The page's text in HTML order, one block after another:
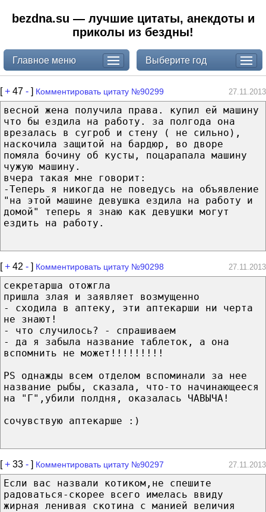
bezdna.su — лучшие цитаты, анекдоты и
приколы из бездны!
Главное меню Выберите год
[+ 47 - ] Комментировать цитату №90299 27.11.2013
весной жена получила права. купил ей машину
что бы ездила на работу. за полгода она
врезалась в сугроб и стену ( не сильно),
наскочила защитой на бардюр, во дворе
помяла бочину об кусты, поцарапала машину
чужую машину.
вчера такая мне говорит:
-Теперь я никогда не поведусь на объявление
"на этой машине девушка ездила на работу и
домой" теперь я знаю как девушки могут
ездить на работу.
[+ 42 - ] Комментировать цитату №90298 27.11.2013
секретарша отожгла
пришла злая и заявляет возмущенно
- сходила в аптеку, эти аптекарши ни черта
не знают!
- что случилось? - спрашиваем
- да я забыла название таблеток, а она
вспомнить не может!!!!!!!!!
PS однажды всем отделом вспоминали за нее
название рыбы, сказала, что-то начинающееся
на "Г",убили полдня, оказалась ЧАВЫЧА!
сочувствую аптекарше :)
[+ 33 - ] Комментировать цитату №90297 27.11.2013
Если вас назвали котиком,не спешите
радоваться-скорее всего имелась ввиду
жирная ленивая скотина с манией величия